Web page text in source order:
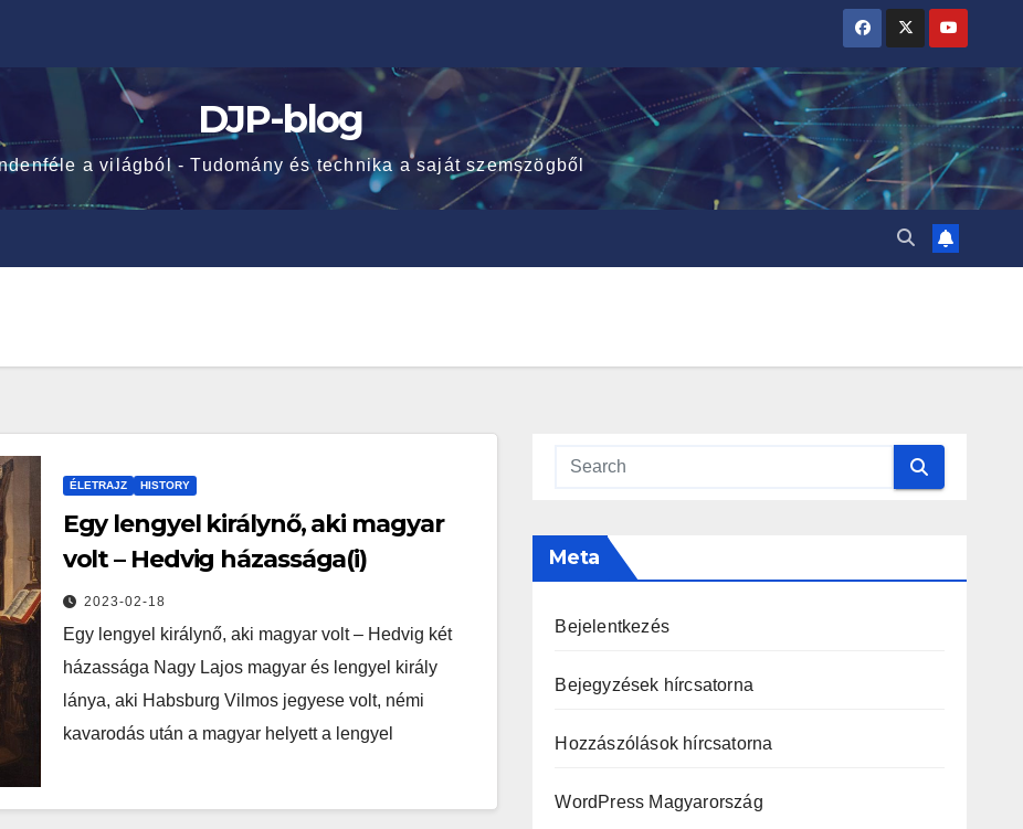
DJP-blog
a világból - Tudomány és technika a saját szemszögből
ÉLETRAJZ HISTORY
Egy lengyel királynő, aki magyar
volt – Hedvig házassága(i)
2023-02-18
Egy lengyel királynő, aki magyar volt – Hedvig két
házassága Nagy Lajos magyar és lengyel király
lánya, aki Habsburg Vilmos jegyese volt, némi
kavarodás után a magyar helyett a lengyel
Meta
Bejelentkezés
Bejegyzések hírcsatorna
Hozzászólások hírcsatorna
WordPress Magyarország